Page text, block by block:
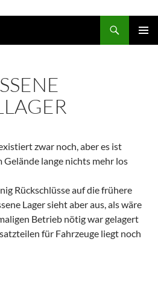
zwar noch, aber es ist
Gelände lange nichts mehr los
Rückschlüsse auf die frühere
Lager sieht aber aus, als wäre
Betrieb nötig war gelagert
für Fahrzeuge liegt noch